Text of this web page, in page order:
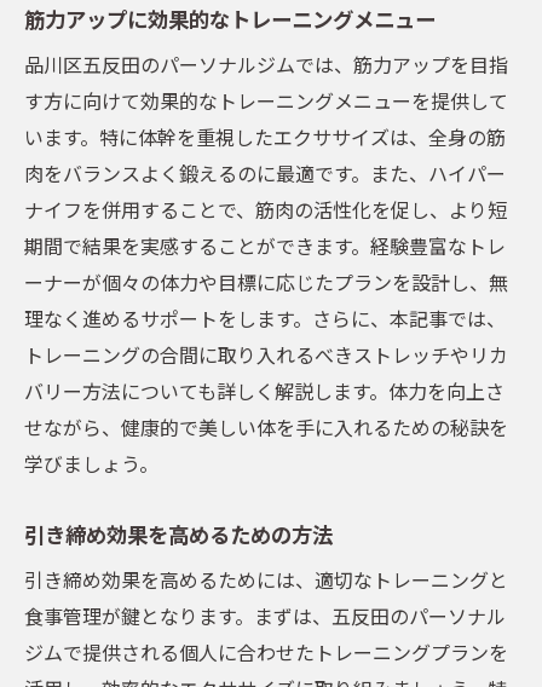
筋力アップに効果的なトレーニングメニュー
品川区五反田のパーソナルジムでは、筋力アップを目指
す方に向けて効果的なトレーニングメニューを提供して
います。特に体幹を重視したエクササイズは、全身の筋
肉をバランスよく鍛えるのに最適です。また、ハイパー
ナイフを併用することで、筋肉の活性化を促し、より短
期間で結果を実感することができます。経験豊富なトレ
ーナーが個々の体力や目標に応じたプランを設計し、無
理なく進めるサポートをします。さらに、本記事では、
トレーニングの合間に取り入れるべきストレッチやリカ
バリー方法についても詳しく解説します。体力を向上さ
せながら、健康的で美しい体を手に入れるための秘訣を
学びましょう。
引き締め効果を高めるための方法
引き締め効果を高めるためには、適切なトレーニングと
食事管理が鍵となります。まずは、五反田のパーソナル
ジムで提供される個人に合わせたトレーニングプランを